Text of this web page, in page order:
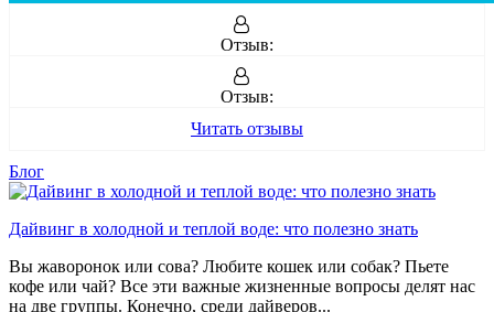
Отзыв:
Отзыв:
Читать отзывы
Блог
Дайвинг в холодной и теплой воде: что полезно знать
Вы жаворонок или сова? Любите кошек или собак? Пьете
кофе или чай? Все эти важные жизненные вопросы делят нас
на две группы. Конечно, среди дайверов...